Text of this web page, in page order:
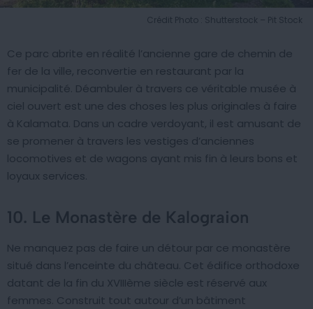
Crédit Photo : Shutterstock – Pit Stock
Ce parc abrite en réalité l’ancienne gare de chemin de
fer de la ville, reconvertie en restaurant par la
municipalité. Déambuler à travers ce véritable musée à
ciel ouvert est une des choses les plus originales à faire
à Kalamata. Dans un cadre verdoyant, il est amusant de
se promener à travers les vestiges d’anciennes
locomotives et de wagons ayant mis fin à leurs bons et
loyaux services.
10. Le Monastère de Kalograion
Ne manquez pas de faire un détour par ce monastère
situé dans l’enceinte du château. Cet édifice orthodoxe
datant de la fin du XVIIIème siècle est réservé aux
femmes. Construit tout autour d’un bâtiment